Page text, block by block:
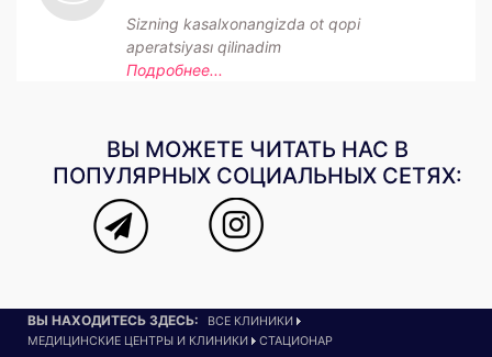
Sizning kasalxonangizda ot qopi
aperatsiyası qilinadim
Подробнее...
ВЫ МОЖЕТЕ ЧИТАТЬ НАС В
ПОПУЛЯРНЫХ СОЦИАЛЬНЫХ СЕТЯХ:
ВЫ НАХОДИТЕСЬ ЗДЕСЬ:
ВСЕ КЛИНИКИ
МЕДИЦИНСКИЕ ЦЕНТРЫ И КЛИНИКИ
СТАЦИОНАР